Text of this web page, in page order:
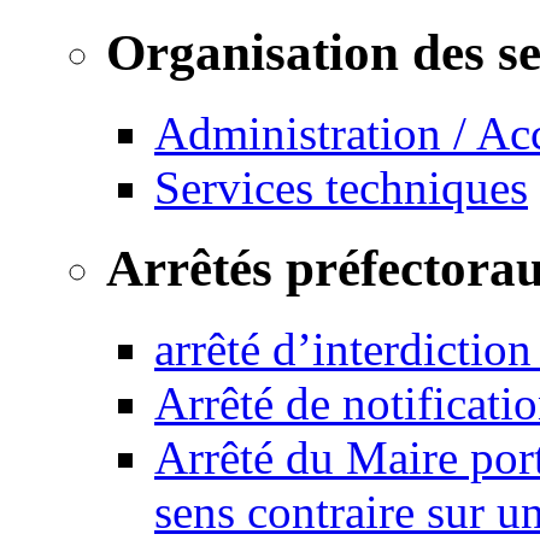
Organisation des
Administration /
Services techniques
Arrêtés
arrêté
Arrêté de
Arrêté du Maire
sens contraire sur